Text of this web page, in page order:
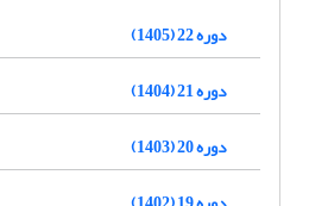
دوره 22 (1405)
دوره 21 (1404)
دوره 20 (1403)